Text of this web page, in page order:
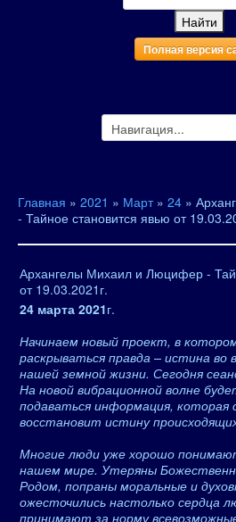
Полная версия
Главная » 2021 » Март » 24 »
- Тайное становится явью от
Архангелы Михаил и Люцифер -
от 19.03.2021г.
24 марта 2021г.
Начинаем новый проект, в
раскрываться правда – истина во
нашей земной жизни. Сегодня
На новой вибрационной волне
подаваться информация, которая
восстановит истину
Многие люди уже хорошо
нашем мире. Утеряны
Родом, попраны моральные и
ожесточились настолько сердца
принимают за норму